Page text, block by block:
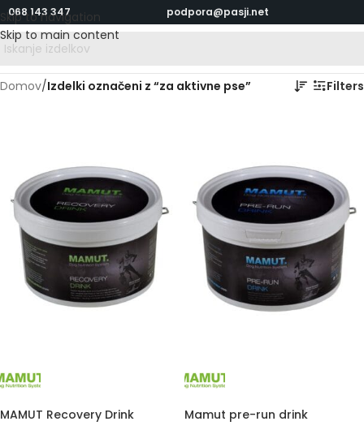
Skip to navigation
Skip to main content
068 143 347 podpora@pasji.net
Domov/Izdelki označeni z “za aktivne pse” Filters
MAMUT Recovery Drink
Mamut pre-run drink